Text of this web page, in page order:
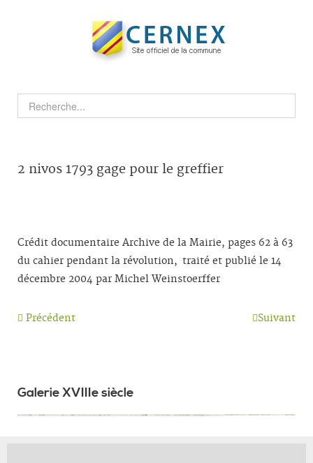
2 nivos 1793 gage pour le greffier
Crédit documentaire Archive de la Mairie, pages 62 à 63
du cahier pendant la révolution, traité et publié le 14
décembre 2004 par Michel Weinstoerffer
Précédent Suivant
Galerie XVIIIe siècle